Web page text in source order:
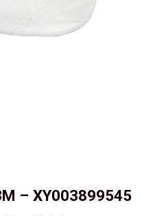
– XY003899545